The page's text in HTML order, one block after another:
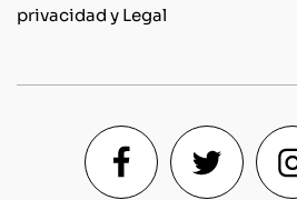
privacidad y Legal